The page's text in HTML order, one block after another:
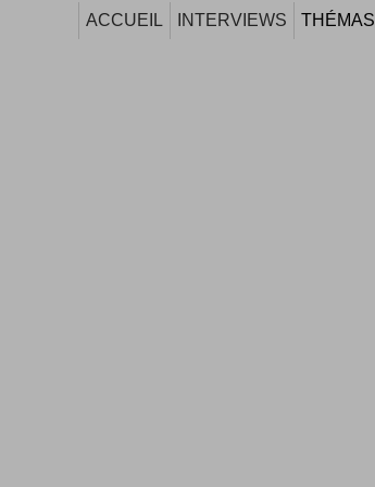
ACCUEIL INTERVIEWS THÉMAS